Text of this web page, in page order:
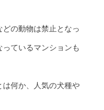
の動物は禁止となっ
ているマンションも
何か、人気の犬種や